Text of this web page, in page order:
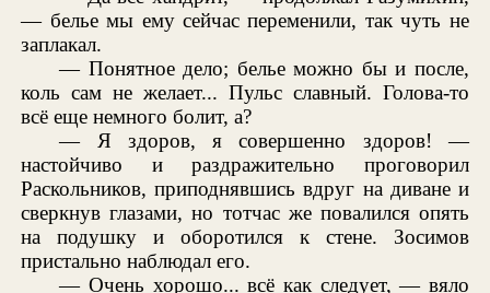
— белье мы ему сейчас переменили, так чуть не
заплакал.
— Понятное дело; белье можно бы и после,
коль сам не желает... Пульс славный. Голова-то
всё еще немного болит, а?
— Я здоров, я совершенно здоров! —
настойчиво и раздражительно проговорил
Раскольников, приподнявшись вдруг на диване и
сверкнув глазами, но тотчас же повалился опять
на подушку и оборотился к стене. Зосимов
пристально наблюдал его.
— Очень хорошо... всё как следует, — вяло